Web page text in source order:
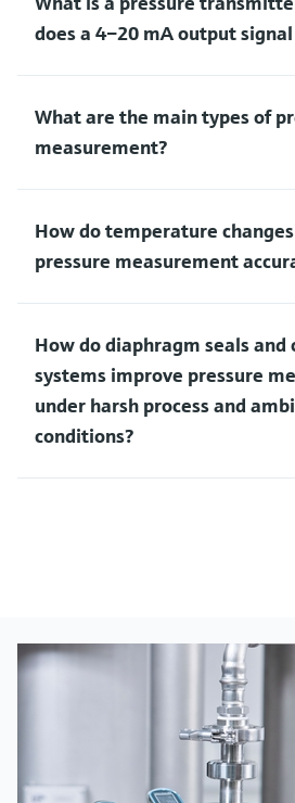
does a 4–20 mA output
What are the main types of
measurement?
How do temperature
pressure measurement
How do diaphragm seals and
systems improve pressure
under harsh process and
conditions?